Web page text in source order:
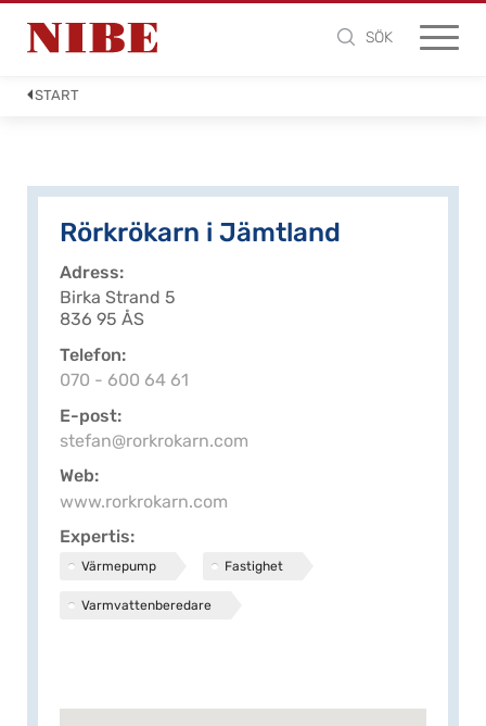
SÖK
START
Rörkrökarn i Jämtland
Adress
Birka Strand 5
836 95 ÅS
Telefon
070 - 600 64 61
E-post
stefan@rorkrokarn.com
Web
www.rorkrokarn.com
Expertis
Värmepump Fastighet
Varmvattenberedare